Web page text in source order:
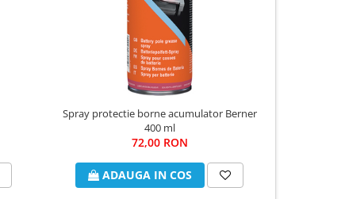
Spray protectie borne acumulator Berner
400 ml
72,00 RON
ADAUGA IN COS